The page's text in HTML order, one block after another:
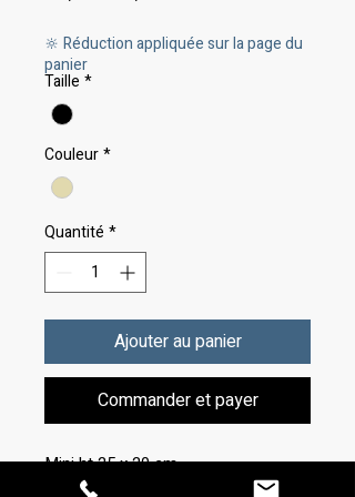
🔆 Réduction appliquée sur la page du
panier
Taille *
Couleur*
Quantité *
Ajouter au panier
Commander et payer
Mini ht 25 x 20 cm
Céramique